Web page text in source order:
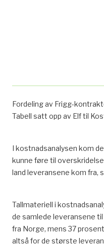
Fordeling av Frigg-
Tabell satt opp av Elf til
I kostnadsanalysen kom
kunne føre til
land leveransene kom fra,
Tallmateriell i
de samlede leveransene
fra Norge, mens 37
altså for de største